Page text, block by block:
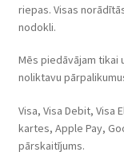
riepas. Visas
nodokli.
Mēs piedāvājam tikai
noliktavu
Visa, Visa Debit, Visa
kartes, Apple Pay,
pārskaitījums.